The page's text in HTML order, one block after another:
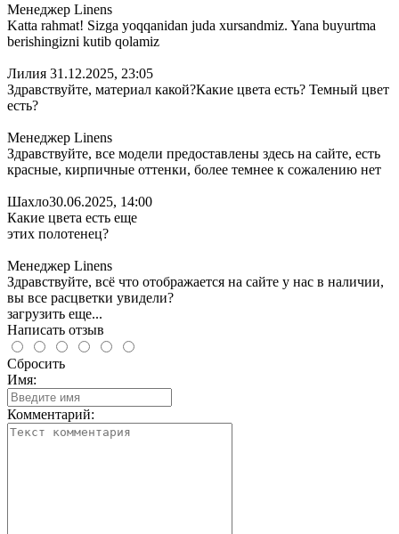
Менеджер Linens
Katta rahmat! Sizga yoqqanidan juda xursandmiz. Yana buyurtma
berishingizni kutib qolamiz
Лилия 31.12.2025, 23:05
Здравствуйте, материал какой?Какие цвета есть? Темный цвет
есть?
Менеджер Linens
Здравствуйте, все модели предоставлены здесь на сайте, есть
красные, кирпичные оттенки, более темнее к сожалению нет
Шахло30.06.2025, 14:00
Какие цвета есть еще
этих полотенец?
Менеджер Linens
Здравствуйте, всё что отображается на сайте у нас в наличии,
вы все расцветки увидели?
загрузить еще...
Написать отзыв
Сбросить
Имя:
Комментарий: